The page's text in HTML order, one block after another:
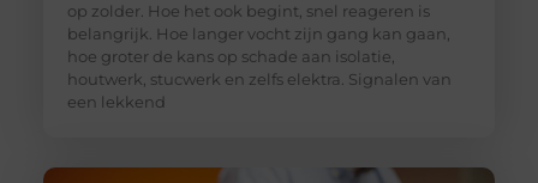
op zolder. Hoe het ook begint, snel reageren is
belangrijk. Hoe langer vocht zijn gang kan gaan,
hoe groter de kans op schade aan isolatie,
houtwerk, stucwerk en zelfs elektra. Signalen van
een lekkend